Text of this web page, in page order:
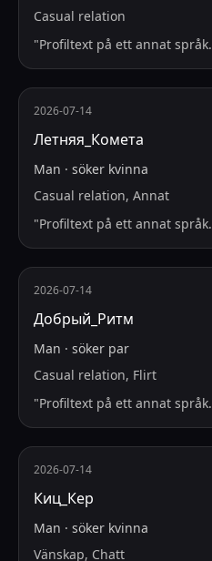
Casual relation
"Profiltext på ett annat språk.
2026-07-14
Летняя_Комета
Man · söker kvinna
Casual relation, Annat
"Profiltext på ett annat språk.
2026-07-14
Добрый_Ритм
Man · söker par
Casual relation, Flirt
"Profiltext på ett annat språk.
2026-07-14
Киц_Кер
Man · söker kvinna
Vänskap, Chatt